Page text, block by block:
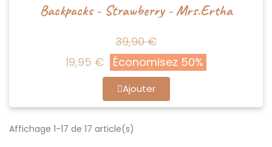
Backpacks - Strawberry - Mrs.Ertha
39,90 €
19,95 €
Économisez 50%
Ajouter
Affichage 1-17 de 17 article(s)